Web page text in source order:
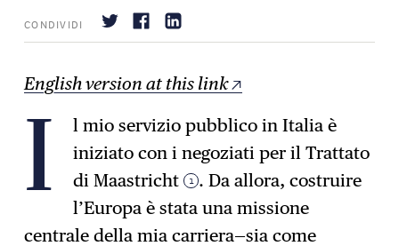
CONDIVIDI
→ Iscrizione
English version at this link
I
l mio servizio pubblico in Italia è
iniziato con i negoziati per il Trattato
di Maastricht 1 . Da allora, costruire
l’Europa è stata una missione
centrale della mia carriera—sia come